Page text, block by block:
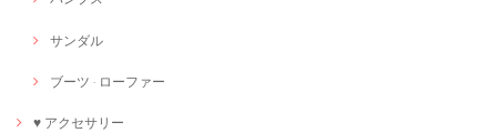
サンダル
ブーツ · ローファー
♥ アクセサリー